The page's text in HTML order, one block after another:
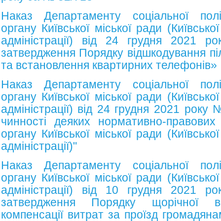
Наказ Департаменту соціальної
органу Київської міської ради
адміністрації) від 24 грудня
затвердження Порядку відшкодування
та встановлення квартирних телефонів»
Наказ Департаменту соціальної
органу Київської міської ради
адміністрації) від 24 грудня 2021
чинності деяких нормативно-правових
органу Київської міської ради
адміністрації)"
Наказ Департаменту соціальної
органу Київської міської ради
адміністрації) від 10 грудня
затвердження Порядку щорічної
компенсації витрат за проїзд